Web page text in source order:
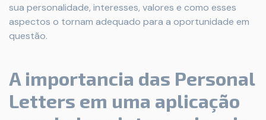
sua personalidade, interesses, valores e como esses
aspectos o tornam adequado para a oportunidade em
questão.
A importancia das Personal
Letters em uma aplicação